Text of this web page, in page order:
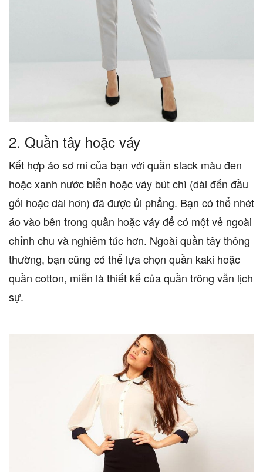
2. Quần tây hoặc váy
Kết hợp áo sơ mi của bạn với quần slack màu đen
hoặc xanh nước biển hoặc váy bút chì (dài đến đầu
gối hoặc dài hơn) đã được ủi phẳng. Bạn có thể nhét
áo vào bên trong quần hoặc váy để có một vẻ ngoài
chỉnh chu và nghiêm túc hơn. Ngoài quần tây thông
thường, bạn cũng có thể lựa chọn quần kaki hoặc
quần cotton, miễn là thiết kế của quần trông vẫn lịch
sự.